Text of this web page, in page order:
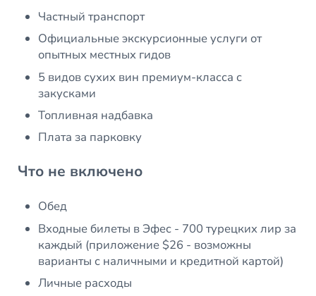
Частный транспорт
Официальные экскурсионные услуги от
опытных местных гидов
5 видов сухих вин премиум-класса с
закусками
Топливная надбавка
Плата за парковку
Что не включено
Обед
Входные билеты в Эфес - 700 турецких лир за
каждый (приложение $26 - возможны
варианты с наличными и кредитной картой)
Личные расходы